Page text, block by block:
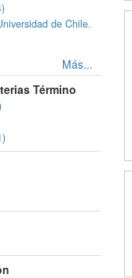
de Chile.
Más...
Término